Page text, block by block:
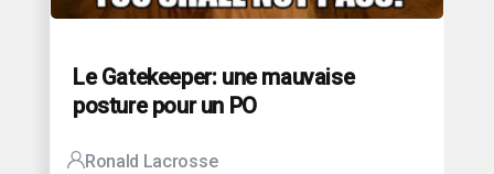
Le Gatekeeper: une mauvaise
posture pour un PO
Ronald Lacrosse